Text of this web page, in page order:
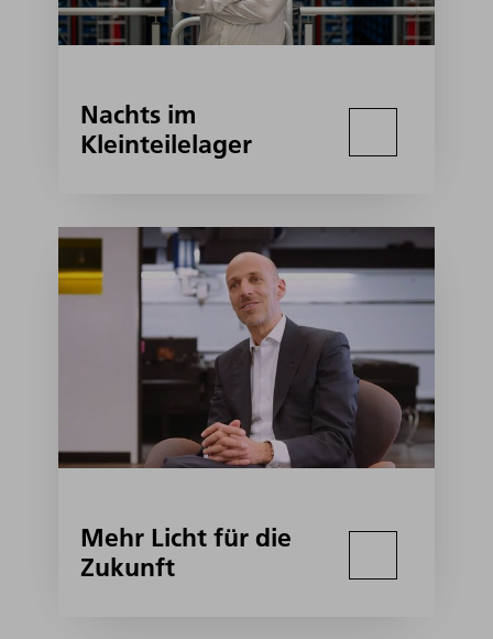
Nachts im
Kleinteilelager
Mehr Licht für die
Zukunft